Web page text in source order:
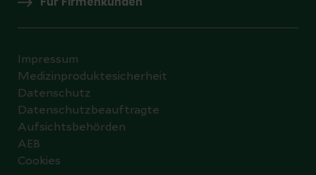
Impressum
Medizinproduktesicherheit
Datenschutz
Datenschutzbeauftragte
Aufsichtsbehörden
AEB
Cookies